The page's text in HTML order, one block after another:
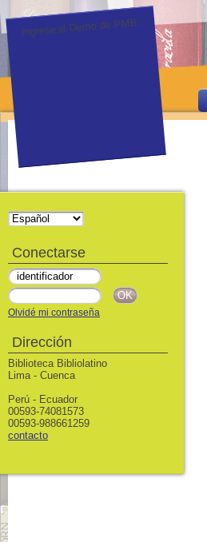
Ingrese al Demo de PMB.
Conectarse
Olvidé mi contraseña
Dirección
Biblioteca Bibliolatino
Lima - Cuenca
Perú - Ecuador
00593-74081573
00593-988661259
contacto